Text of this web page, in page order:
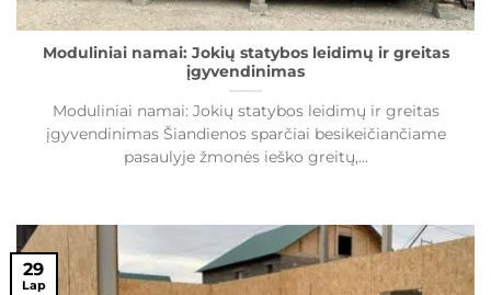
Moduliniai namai: Jokių statybos leidimų ir greitas
įgyvendinimas
Moduliniai namai: Jokių statybos leidimų ir greitas
įgyvendinimas Šiandienos sparčiai besikeičiančiame
pasaulyje žmonės ieško greitų,...
29
Lap